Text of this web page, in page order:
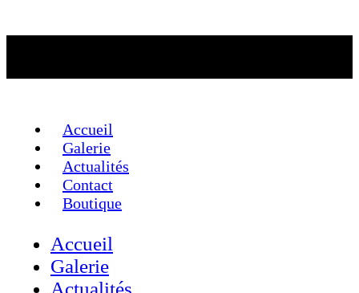
Accueil
Galerie
Actualités
Contact
Boutique
Accueil
Galerie
Actualités